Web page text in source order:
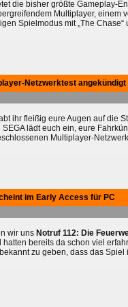
die bisher größte Gameplay-
Multiplayer, einem
Spielmodus mit „The
Netzwerktest angekündigt
ihr fleißig eure Augen auf die
lädt euch ein, eure
Multiplayer-
im Early Access für PC
wir uns Notruf 112: Die
bereits da schon viel
zu geben, dass das Spiel